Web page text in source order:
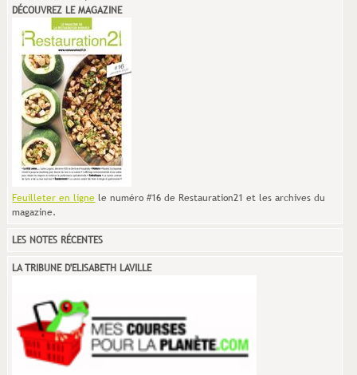
DÉCOUVREZ LE MAGAZINE
Feuilleter en ligne le numéro #16 de Restauration21 et les archives du
magazine.
LES NOTES RÉCENTES
LA TRIBUNE D'ELISABETH LAVILLE